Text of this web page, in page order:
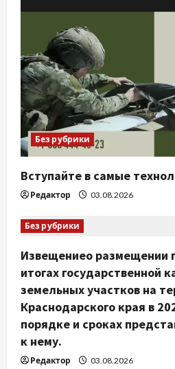
Без рубрики
Вступайте в самые
Редактор 03.08.2026
Без рубрики
Извещениео размещении
итогах государственной
земельных участков на
Краснодарского края в
порядке и сроках
к нему.
Редактор 03.08.2026